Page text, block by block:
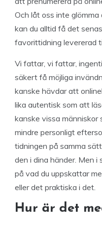
Och låt oss inte
kan du alltid få det
favorittidning levererad
Vi fattar, vi fattar,
säkert få möjliga
kanske hävdar att
lika autentisk som att
kanske vissa människor
mindre personligt
tidningen på samma
den i dina händer. Men
på vad du uppskattar
eller det praktiska i det.
Hur är det